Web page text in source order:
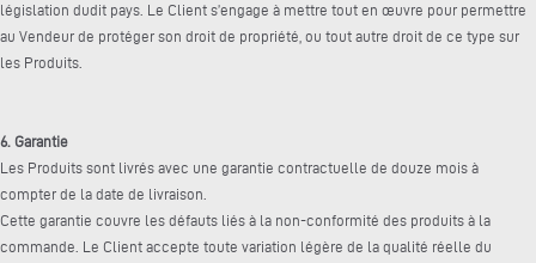
législation dudit pays. Le Client s’engage à mettre tout en œuvre pour permettre
au Vendeur de protéger son droit de propriété, ou tout autre droit de ce type sur
les Produits.
6. Garantie
Les Produits sont livrés avec une garantie contractuelle de douze mois à
compter de la date de livraison.
Cette garantie couvre les défauts liés à la non-conformité des produits à la
commande. Le Client accepte toute variation légère de la qualité réelle du